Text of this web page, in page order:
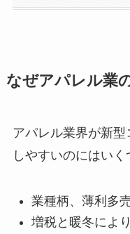
なぜアパレル業
アパレル業界が新
しやすいのにはいく
業種柄、薄利多
増税と暖冬によ